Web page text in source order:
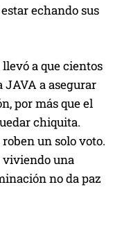
echando sus
a que cientos
JAVA a asegurar
por más que el
chiquita.
un solo voto.
viviendo una
no da paz